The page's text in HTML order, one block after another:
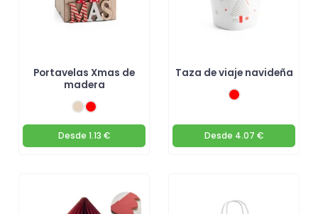
Portavelas Xmas de
madera
Desde 1.13 €
Taza de viaje navideña
Desde 4.07 €